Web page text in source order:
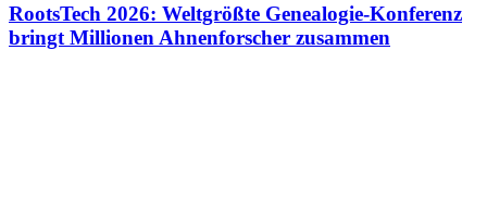
RootsTech 2026: Weltgrößte Genealogie-Konferenz
bringt Millionen Ahnenforscher zusammen